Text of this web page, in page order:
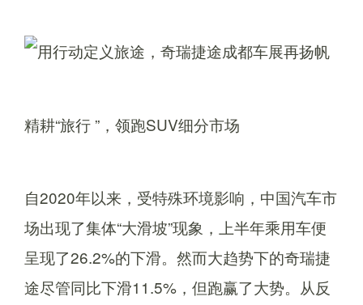
精耕“旅行 ”，领跑SUV细分市场
自2020年以来，受特殊环境影响，中国汽车市
场出现了集体“大滑坡”现象，上半年乘用车便
呈现了26.2%的下滑。然而大趋势下的奇瑞捷
途尽管同比下滑11.5%，但跑赢了大势。从反